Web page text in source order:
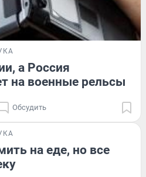
а Россия
на военные рельсы
Обсудить
на еде, но все